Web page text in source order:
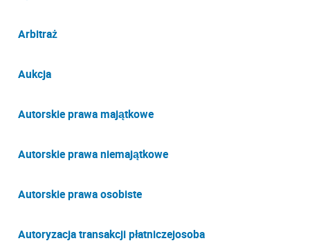
Arbitraż
Aukcja
Autorskie prawa majątkowe
Autorskie prawa niemajątkowe
Autorskie prawa osobiste
Autoryzacja transakcji płatniczejosoba